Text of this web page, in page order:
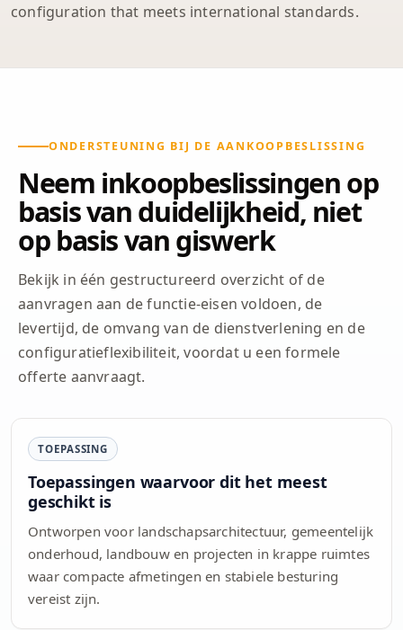
configuration that meets international standards.
ONDERSTEUNING BIJ DE AANKOOPBESLISSING
Neem inkoopbeslissingen op
basis van duidelijkheid, niet
op basis van giswerk
Bekijk in één gestructureerd overzicht of de
aanvragen aan de functie-eisen voldoen, de
levertijd, de omvang van de dienstverlening en de
configuratieflexibiliteit, voordat u een formele
offerte aanvraagt.
TOEPASSING
Toepassingen waarvoor dit het meest
geschikt is
Ontworpen voor landschapsarchitectuur, gemeentelijk
onderhoud, landbouw en projecten in krappe ruimtes
waar compacte afmetingen en stabiele besturing
vereist zijn.